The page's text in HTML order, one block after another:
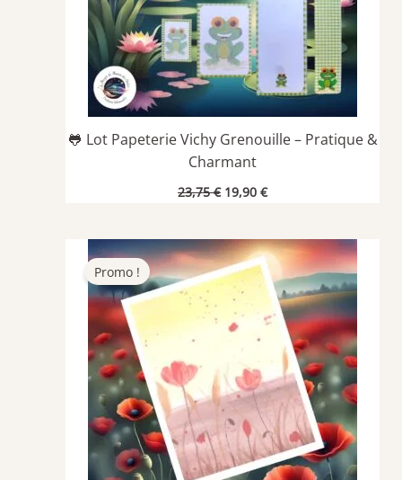
🐸 Lot Papeterie Vichy Grenouille – Pratique &
Charmant
23,75€ Le
était :
23,75 €.
19,90 €Le
est :
19,90 €.
Promo !